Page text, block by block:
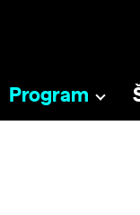
Program